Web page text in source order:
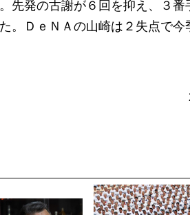
先発の古謝が６回を抑え、３
。ＤｅＮＡの山崎は２失点で今